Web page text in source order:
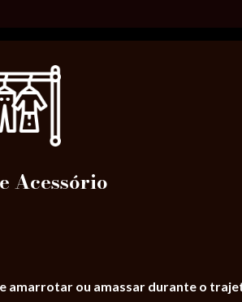
Acessório
amarrotar ou amassar durante o